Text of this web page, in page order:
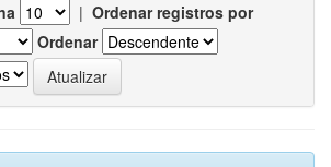
| Ordenar registros por
Ordenar